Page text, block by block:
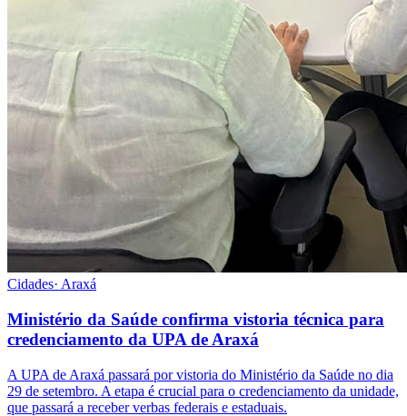
Cidades· Araxá
Ministério da Saúde confirma vistoria técnica para
credenciamento da UPA de Araxá
A UPA de Araxá passará por vistoria do Ministério da Saúde no dia
29 de setembro. A etapa é crucial para o credenciamento da unidade,
que passará a receber verbas federais e estaduais.